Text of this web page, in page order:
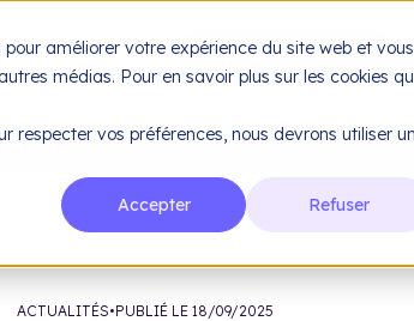
améliorer votre expérience du site web et vous
médias. Pour en savoir plus sur les cookies
respecter vos préférences, nous devrons utiliser un
Accepter
Refuser
Méthode
Ressources
dans HubSpot
ACTUALITÉS•PUBLIÉ LE 18/09/2025